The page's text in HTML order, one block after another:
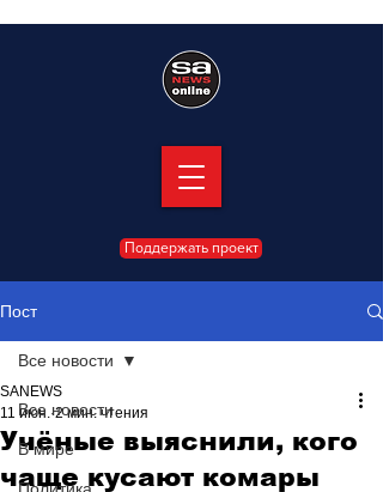
Поддержать проект
Пост
Все новости
В мире
Все новости
Учёные выяснили, кого
чаще кусают комары
SANEWS
11 июн. 2 мин. чтения